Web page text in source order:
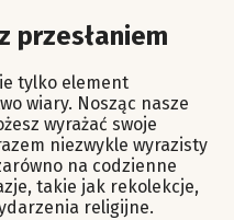
przesłaniem
tylko element
wiary. Nosząc nasze
wyrażać swoje
niezwykle wyrazisty
na codzienne
takie jak rekolekcje,
religijne.